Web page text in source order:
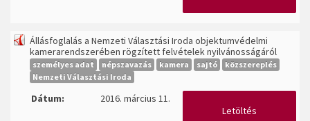
Állásfoglalás a Nemzeti Választási Iroda objektumvédelmi
kamerarendszerében rögzített felvételek nyilvánosságáról
személyes adat népszavazás kamera sajtó
közszereplés
Nemzeti Választási Iroda
Dátum:
2016. március 11.
Letöltés